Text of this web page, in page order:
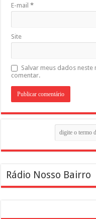
E-mail*
Site
Salvar meus dados
comentar.
Rádio Nosso Bairro